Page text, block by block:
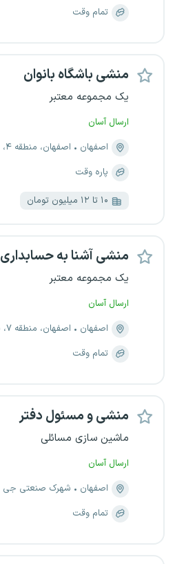
تمام وقت
منشی باشگاه بانوان
یک مجموعه معتبر
ارسال آسان
اصفهان
اصفهان، منطقه ۴، مهرآباد
پاره وقت
۱۰ تا ۱۲ میلیون تومان
منشی آشنا به حسابداری
یک مجموعه معتبر
ارسال آسان
اصفهان
اصفهان، منطقه ۷، برازنده
تمام وقت
منشی و مسئول دفتر
ماشین سازی مسائلی
ارسال آسان
اصفهان
شهرک صنعتی جی
تمام وقت